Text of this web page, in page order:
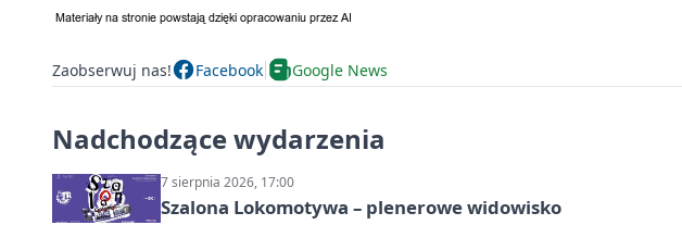
Zaobserwuj nas! Facebook Google News
Nadchodzące wydarzenia
7 sierpnia 2026, 17:00
Szalona Lokomotywa – plenerowe widowisko